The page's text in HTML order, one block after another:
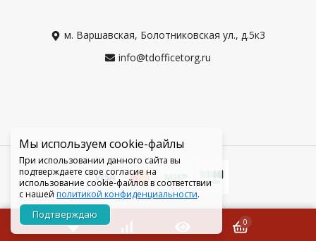
Мы используем cookie-файлы
При использовании данного сайта вы
подтверждаете свое согласие на
использование cookie-файлов в соответствии
с нашей политикой конфиденциальности.
Подтверждаю
м. Варшавская, Болотниковская ул., д.5к3
info@tdofficetorg.ru
0